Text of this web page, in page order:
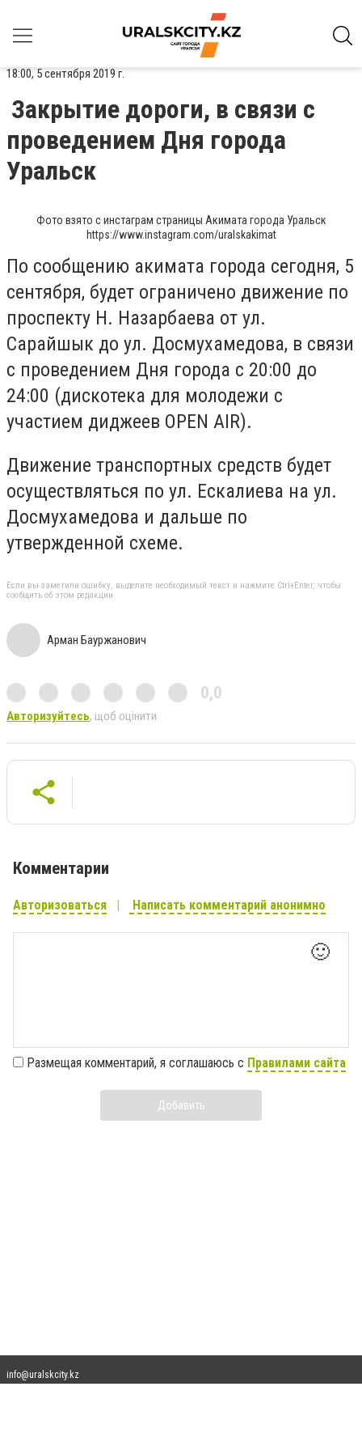
18:00, 5 сентября 2019 г.
Закрытие дороги, в связи с
проведением Дня города
Уральск
Фото взято с инстаграм страницы Акимата города Уральск
https://www.instagram.com/uralskakimat
По сообщению акимата города сегодня, 5
сентября, будет ограничено движение по
проспекту Н. Назарбаева от ул.
Сарайшык до ул. Досмухамедова, в связи
с проведением Дня города с 20:00 до
24:00 (дискотека для молодежи с
участием диджеев OPEN AIR).
Движение транспортных средств будет
осуществляться по ул. Ескалиева на ул.
Досмухамедова и дальше по
утвержденной схеме.
Если вы заметили ошибку, выделите необходимый текст и нажмите Ctrl+Enter, чтобы
сообщить об этом редакции
Арман Бауржанович
0,0
Авторизуйтесь, щоб оцінити
Комментарии
Авторизоваться Написать комментарий анонимно
🙂
Размещая комментарий, я соглашаюсь с Правилами сайта
Добавить
info@uralskcity.kz